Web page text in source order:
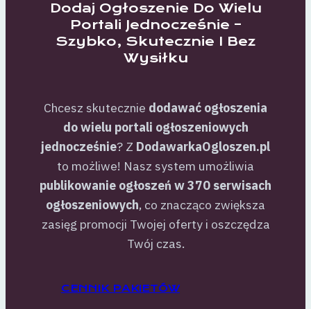
Dodaj Ogłoszenie Do Wielu
Portali Jednocześnie –
Szybko, Skutecznie I Bez
Wysiłku
Chcesz skutecznie dodawać ogłoszenia
do wielu portali ogłoszeniowych
jednocześnie? Z DodawarkaOgloszen.pl
to możliwe! Nasz system umożliwia
publikowanie ogłoszeń w 370 serwisach
ogłoszeniowych, co znacząco zwiększa
zasięg promocji Twojej oferty i oszczędza
Twój czas.
CENNIK PAKIETÓW